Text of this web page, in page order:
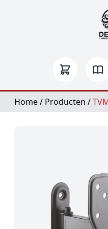
Home/ Producten /